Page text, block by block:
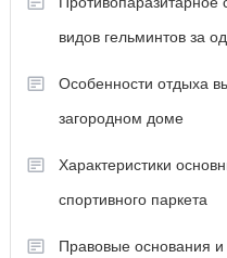
видов гельминтов за
Особенности отдыха
загородном доме
Характеристики
спортивного паркета
Правовые основания